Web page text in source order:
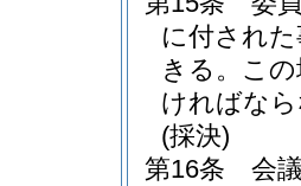
に付され
きる。 こ
ければな
(採決)
第16条
会